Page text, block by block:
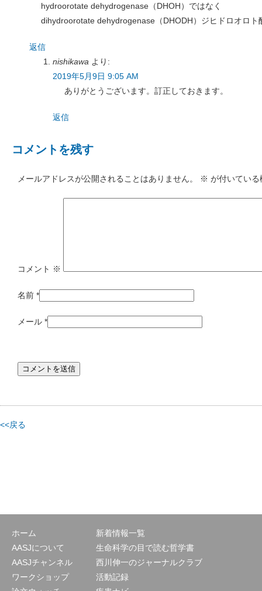
hydroorotate dehydrogenase（DHOH）ではなく
dihydroorotate dehydrogenase（DHODH）ジヒドロオロ
返信
nishikawa より:
2019年5月9日 9:05 AM
ありがとうございます。訂正しておきます。
返信
コメントを残す
メールアドレスが公開されることはありません。 ※ が付いてい
コメント ※
名前 *
メール *
<<戻る
ホーム
AASJについて
AASJチャンネル
ワークショップ
新着情報一覧
生命科学の目で読む哲学書
西川伸一のジャーナルクラブ
活動記録